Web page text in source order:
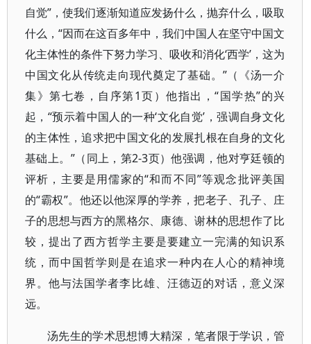
自觉”，使我们逐渐知道应发扬什么，抛弃什么，吸取
什么，“因而在这百多年中，我们中国人在坚守中国文
化主体性的条件下努力学习、吸收和消化‘西学’，这为
中国文化从传统走向现代奠定了基础。”（《汤一介
集》第七卷，自序第1页）他指出，“国学热”的兴
起，“预示着中国人的一种‘文化自觉’，强调自身文化
的主体性，追求把中国文化的发展扎根在自身的文化
基础上。”（同上，第2-3页）他强调，他对亨廷顿的
评析，主要是用儒家的“和而不同”等观念批评美国
的“霸权”。他还以他深厚的学养，把老子、孔子、庄
子的思想与西方的黑格尔、康德、谢林的思想作了比
较，提出了西方哲学主要是要建立一完满的知识系
统，而中国哲学则是在追求一种内在人心的精神境
界。他与法国学者李比雄、汪德迈的对话，意义深
远。
汤先生的学术思想博大精深，笔者限于学识，管